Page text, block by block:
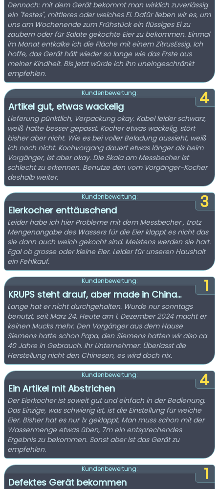
Dennoch: mit dem Gerät bekommt man wirklich zuverlässig
ein "festes", mittleres oder weiches Ei. Dafür lieben wir es, um
uns am Wochenende zum Frühstück ein flüssiges Ei zu
zaubern oder für Salate gekochte Eier zu bekommen. Einmal
im Monat entkalke ich die Fläche mit einem ZitrusEssig. Ich
hoffe, das Gerät hält wieder so lange wie das Erste aus
meiner Kindheit. Bis jetzt würde ich ihn uneingeschränkt
empfehlen.
4
Kundenbewertung:
Artikel gut, etwas wackelig
Lieferung pünktlich, Verpackung okay. Kabel leider schwarz,
weiß hätte besser gepasst. Kocher etwas wackelig, stört
bisher aber nicht. Wie es bei voller Beladung aussieht, weiß
ich noch nicht. Kochvorgang dauert etwas länger als beim
Vorgänger, ist aber okay. Die Skala am Messbecher ist
schlecht zu erkennen. Benutze den vom Vorgänger-Kocher
deshalb weiter.
3
Kundenbewertung:
Eierkocher enttäuschend
Leider habe ich hier Probleme mit dem Messbecher , trotz
Mengenangabe des Wassers für die Eier klappt es nicht das
sie dann auch weich gekocht sind. Meistens werden sie hart.
Egal ob grosse oder kleine Eier. Leider für unseren Haushalt
ein Fehlkauf.
1
Kundenbewertung:
KRUPS steht drauf, aber made in China…
Lange hat er nicht durchgehalten. Wurde nur sonntags
benutzt, seit März 24. Heute am 1. Dezember 2024 macht er
keinen Mucks mehr. Den Vorgänger aus dem Hause
Siemens hatte schon Papa, den Siemens hatten wir also ca
40 Jahre in Gebrauch. Ihr Unternehmer: Überlasst die
Herstellung nicht den Chinesen, es wird doch nix.
4
Kundenbewertung:
Ein Artikel mit Abstrichen
Der Eierkocher ist soweit gut und einfach in der Bedienung.
Das Einzige, was schwierig ist, ist die Einstellung für weiche
Eier. Bisher hat es nur 1x geklappt. Man muss schon mit der
Wassermenge etwas üben, 7m ein entsprechendes
Ergebnis zu bekommen. Sonst aber ist das Gerät zu
empfehlen.
1
Kundenbewertung:
Defektes Gerät bekommen